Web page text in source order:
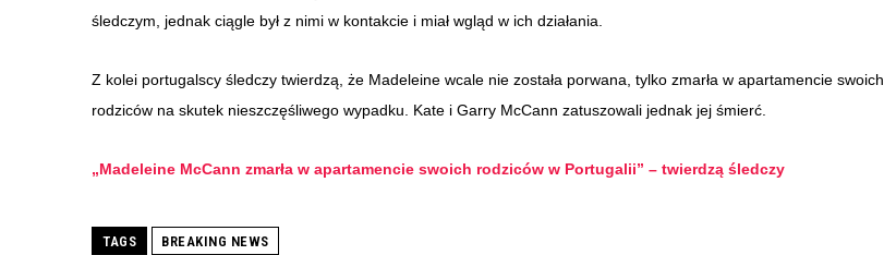
śledczym, jednak ciągle był z nimi w kontakcie i miał wgląd w ich działania.
Z kolei portugalscy śledczy twierdzą, że Madeleine wcale nie została porwana, tylko zmarła w apartamencie swoich
rodziców na skutek nieszczęśliwego wypadku. Kate i Garry McCann zatuszowali jednak jej śmierć.
„Madeleine McCann zmarła w apartamencie swoich rodziców w Portugalii” – twierdzą śledczy
TAGS BREAKING NEWS